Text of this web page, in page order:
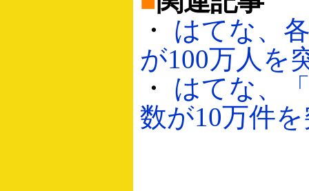
・ はてな、
が100万人を
・ はてな、
数が10万件